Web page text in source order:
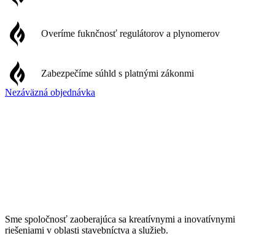
Overíme fuknčnosť regulátorov a plynomerov
Zabezpečíme súhld s platnými zákonmi
Nezáväzná objednávka
Sme spoločnosť zaoberajúca sa kreatívnymi a inovatívnymi
riešeniami v oblasti stavebníctva a služieb.